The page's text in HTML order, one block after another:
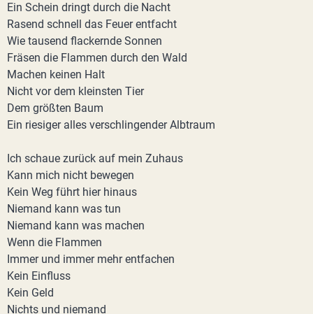
Ein Schein dringt durch die Nacht
Rasend schnell das Feuer entfacht
Wie tausend flackernde Sonnen
Fräsen die Flammen durch den Wald
Machen keinen Halt
Nicht vor dem kleinsten Tier
Dem größten Baum
Ein riesiger alles verschlingender Albtraum
Ich schaue zurück auf mein Zuhaus
Kann mich nicht bewegen
Kein Weg führt hier hinaus
Niemand kann was tun
Niemand kann was machen
Wenn die Flammen
Immer und immer mehr entfachen
Kein Einfluss
Kein Geld
Nichts und niemand